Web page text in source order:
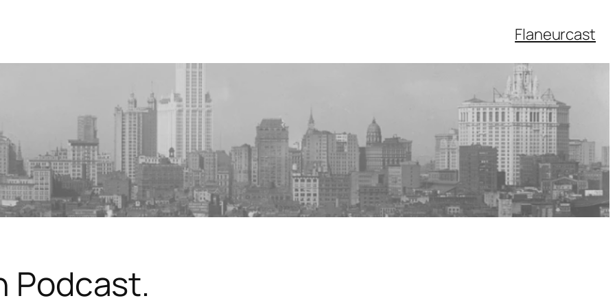
Flaneurcast
Podcast.